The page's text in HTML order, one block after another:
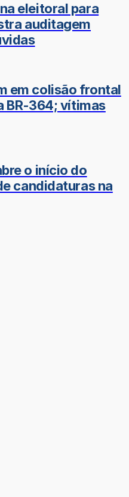
eleitoral para
auditagem
em colisão frontal
BR-364; vítimas
o início do
candidaturas na